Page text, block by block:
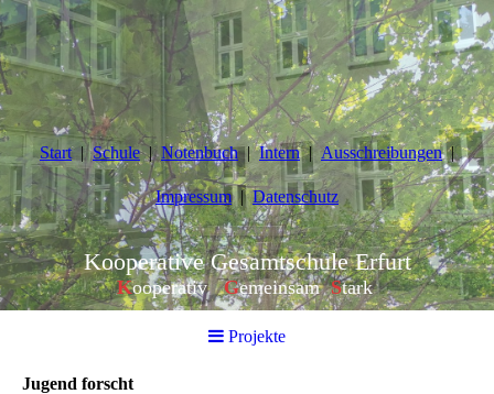
Start Schule Notenbuch Intern Ausschreibungen
Impressum Datenschutz
Kooperative Gesamtschule Erfurt
Kooperativ Gemeinsam Stark
Projekte
Jugend forscht